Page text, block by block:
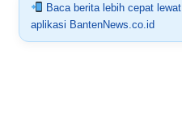
Baca berita lebih cepat lewat
aplikasi BantenNews.co.id